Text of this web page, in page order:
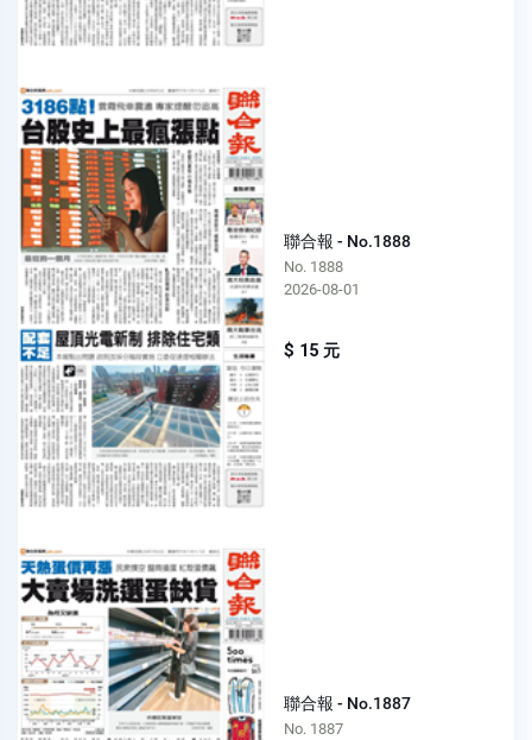
聯合報 - No.1888
No. 1888
2026-08-01
$ 15 元
聯合報 - No.1887
No. 1887